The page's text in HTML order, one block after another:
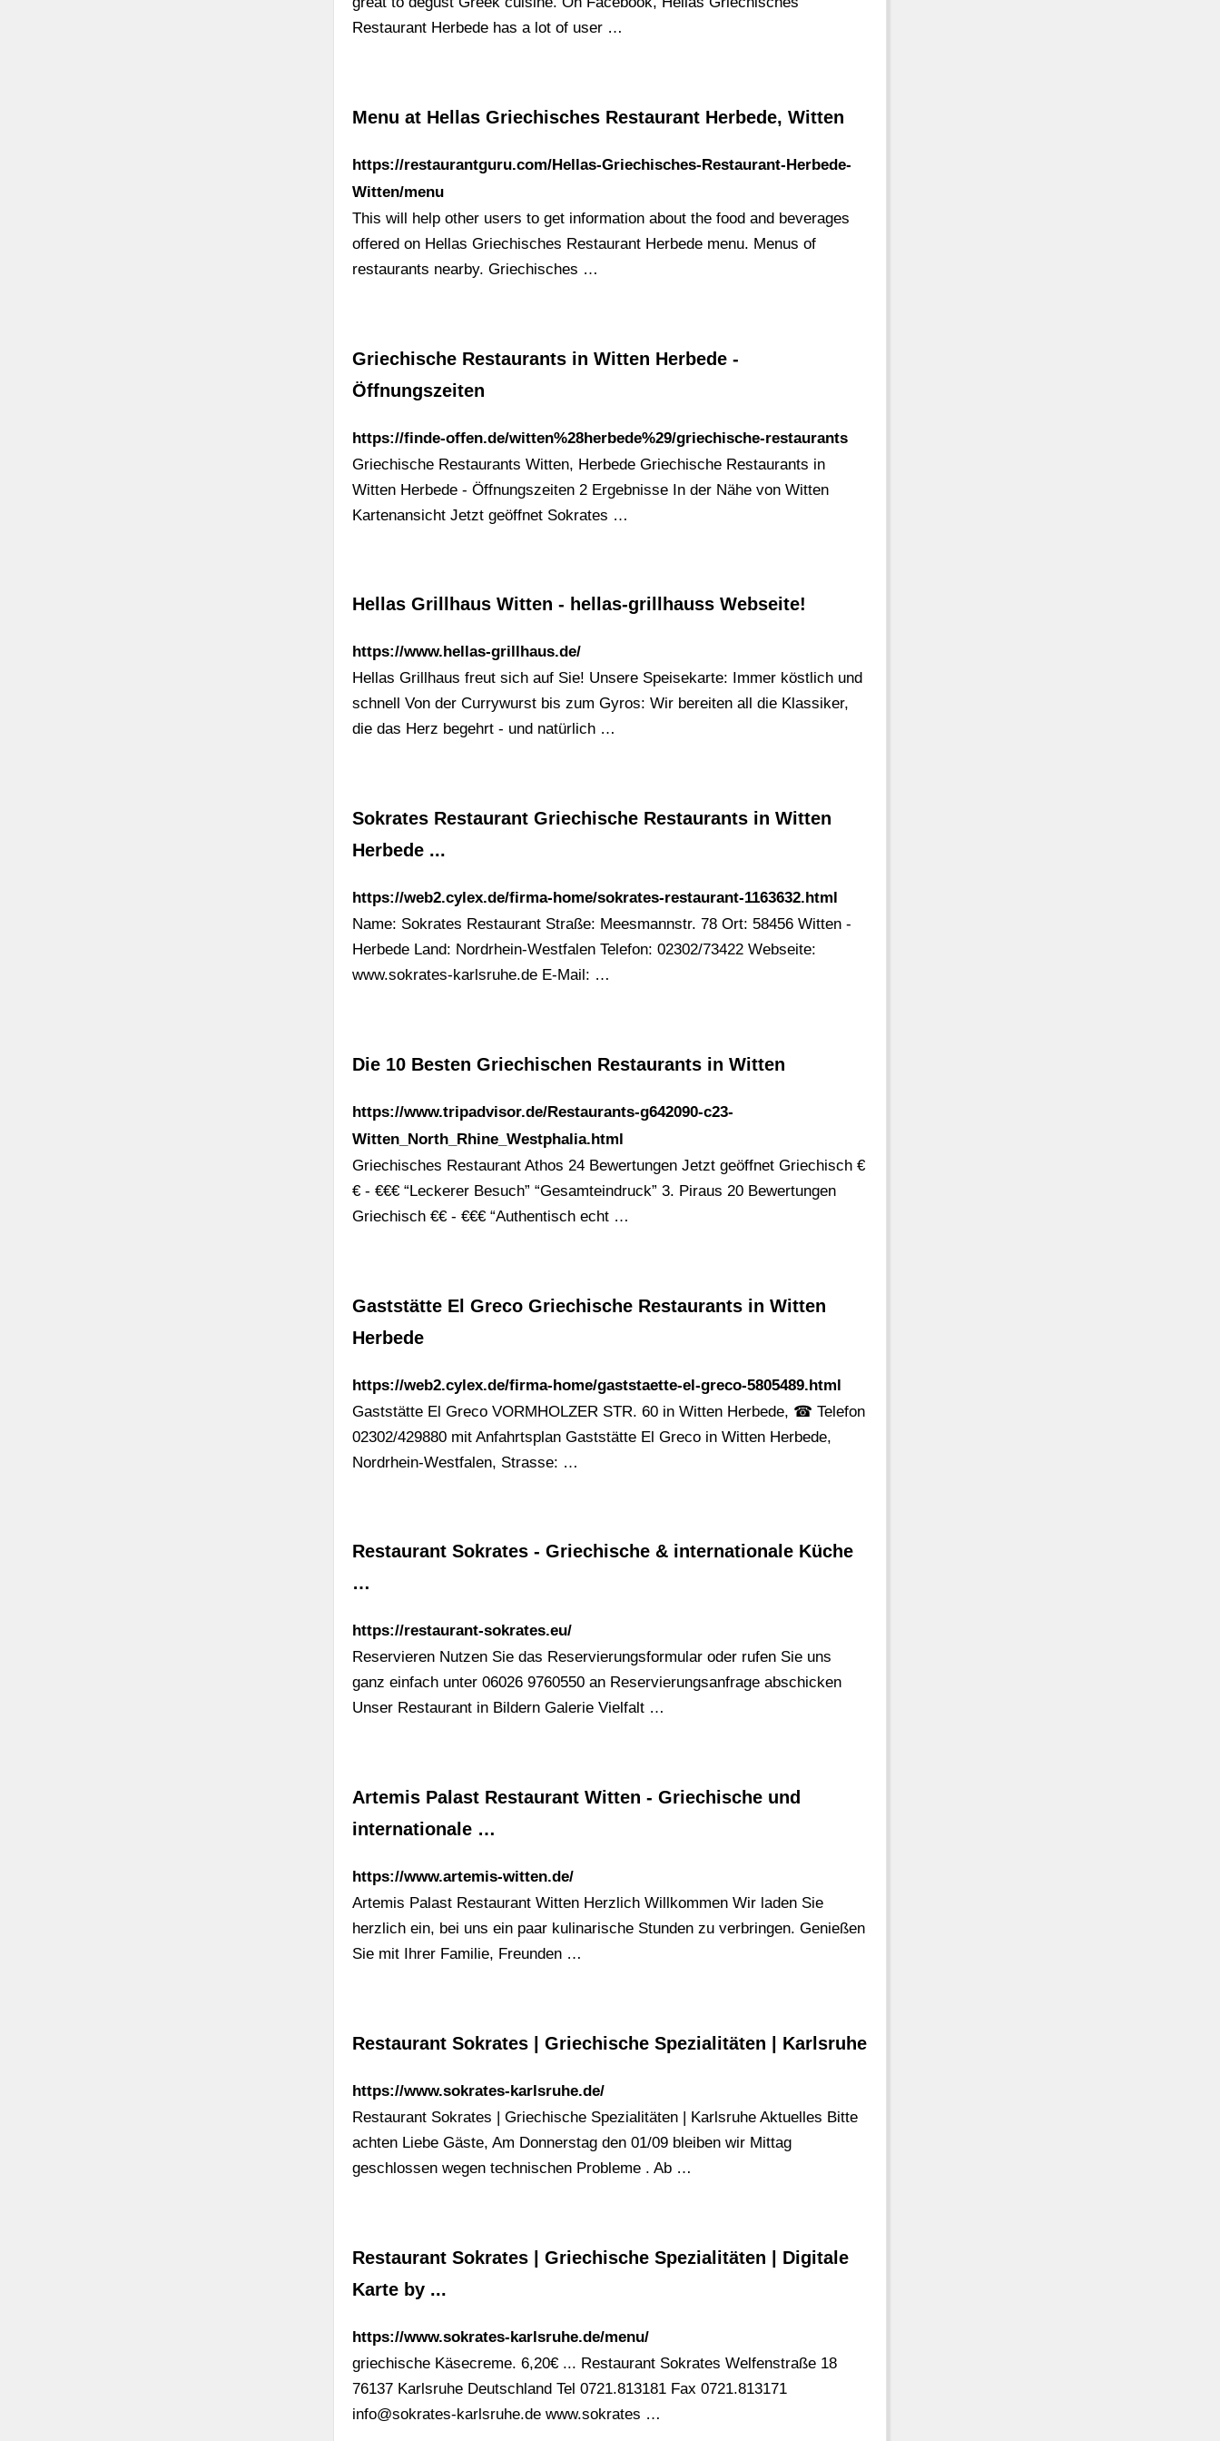
Restaurant Herbede has a lot of user …
Menu at Hellas Griechisches Restaurant Herbede, Witten
https://restaurantguru.com/Hellas-Griechisches-Restaurant-Herbede-
Witten/menu
This will help other users to get information about the food and beverages
offered on Hellas Griechisches Restaurant Herbede menu. Menus of
restaurants nearby. Griechisches …
Griechische Restaurants in Witten Herbede -
Öffnungszeiten
https://finde-offen.de/witten%28herbede%29/griechische-restaurants
Griechische Restaurants Witten, Herbede Griechische Restaurants in
Witten Herbede - Öffnungszeiten 2 Ergebnisse In der Nähe von Witten
Kartenansicht Jetzt geöffnet Sokrates …
Hellas Grillhaus Witten - hellas-grillhauss Webseite!
https://www.hellas-grillhaus.de/
Hellas Grillhaus freut sich auf Sie! Unsere Speisekarte: Immer köstlich und
schnell Von der Currywurst bis zum Gyros: Wir bereiten all die Klassiker,
die das Herz begehrt - und natürlich …
Sokrates Restaurant Griechische Restaurants in Witten
Herbede ...
https://web2.cylex.de/firma-home/sokrates-restaurant-1163632.html
Name: Sokrates Restaurant Straße: Meesmannstr. 78 Ort: 58456 Witten -
Herbede Land: Nordrhein-Westfalen Telefon: 02302/73422 Webseite:
www.sokrates-karlsruhe.de E-Mail: …
Die 10 Besten Griechischen Restaurants in Witten
https://www.tripadvisor.de/Restaurants-g642090-c23-
Witten_North_Rhine_Westphalia.html
Griechisches Restaurant Athos 24 Bewertungen Jetzt geöffnet Griechisch €
€ - €€€ “Leckerer Besuch” “Gesamteindruck” 3. Piraus 20 Bewertungen
Griechisch €€ - €€€ “Authentisch echt …
Gaststätte El Greco Griechische Restaurants in Witten
Herbede
https://web2.cylex.de/firma-home/gaststaette-el-greco-5805489.html
Gaststätte El Greco VORMHOLZER STR. 60 in Witten Herbede, ☎ Telefon
02302/429880 mit Anfahrtsplan Gaststätte El Greco in Witten Herbede,
Nordrhein-Westfalen, Strasse: …
Restaurant Sokrates - Griechische & internationale Küche
…
https://restaurant-sokrates.eu/
Reservieren Nutzen Sie das Reservierungsformular oder rufen Sie uns
ganz einfach unter 06026 9760550 an Reservierungsanfrage abschicken
Unser Restaurant in Bildern Galerie Vielfalt …
Artemis Palast Restaurant Witten - Griechische und
internationale …
https://www.artemis-witten.de/
Artemis Palast Restaurant Witten Herzlich Willkommen Wir laden Sie
herzlich ein, bei uns ein paar kulinarische Stunden zu verbringen. Genießen
Sie mit Ihrer Familie, Freunden …
Restaurant Sokrates | Griechische Spezialitäten | Karlsruhe
https://www.sokrates-karlsruhe.de/
Restaurant Sokrates | Griechische Spezialitäten | Karlsruhe Aktuelles Bitte
achten Liebe Gäste, Am Donnerstag den 01/09 bleiben wir Mittag
geschlossen wegen technischen Probleme . Ab …
Restaurant Sokrates | Griechische Spezialitäten | Digitale
Karte by ...
https://www.sokrates-karlsruhe.de/menu/
griechische Käsecreme. 6,20€ ... Restaurant Sokrates Welfenstraße 18
76137 Karlsruhe Deutschland Tel 0721.813181 Fax 0721.813171
info@sokrates-karlsruhe.de www.sokrates …